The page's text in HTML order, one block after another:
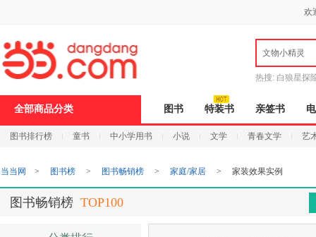
欢
文物小精灵
热搜: 白狼星探
全部商品分类 图书 特装书 亲签书
图书排行榜 童书 中小学用书 小说 文学 青春文学 艺
打
开
无
障
页
加
当当网 > 图书榜 > 图书畅销榜 > 家庭/家居 > 家装效果实例
图书畅销榜 TOP100